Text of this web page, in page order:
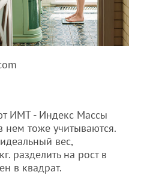
ИМТ - Индекс Массы
нем тоже учитываются.
вес,
разделить на рост в
в квадрат.